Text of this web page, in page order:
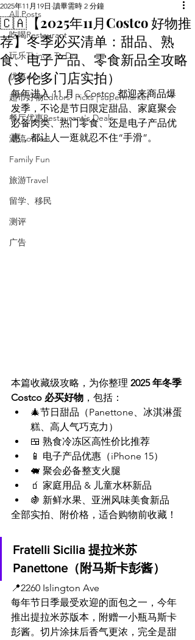
All Posts
吃喝Restaurant
玩乐Things To Do
优惠deal
超市好物Editors' Picks | supermarket
餐厅优惠Restaurant's Deals
潮流others
Family Fun
旅游Travel
留学、移民
测评
广告
🇨🇦【2025年11月Costco 好物推
荐】冬季必买清单：甜品、熟
食、电子产品、零食新品全攻略
（多伦多门店实拍）
2025年11月19日 讀畢需時 2 分鐘
每年进入 11 月，Costco 都迎来商品爆
发季，不论是节日限定甜品、家庭聚会
必备肉类、热门零食、还是电子产品优
惠，都让人一逛就忍不住“手滑”。
本篇收藏级攻略，为你整理 2025 年冬季
Costco 必买好物 ，包括：
🎄节日甜品（Panettone、冰淇淋蛋
糕、高人气巧克力）
🍱 熟食冷冻区高性价比推荐
📱 电子产品优惠（iPhone 15）
🐖 聚会必备整支火腿
🧃 家庭用品 & 儿童水杯新品
🍇 新鲜水果、亚洲风味美食新品
全部实拍、附价格，适合购物前收藏！
Fratelli Sicilia 提拉米苏
Panettone（附马斯卡彭酱）
📍2260 Islington Ave
每年节日季最受欢迎的面包之一，今年
推出提拉米苏版本，附赠一小瓶马斯卡
彭酱。切片涂抹后香气更浓，完全是甜